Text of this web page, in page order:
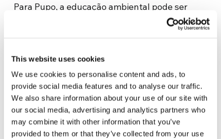
This website uses cookies
We use cookies to personalise content and ads, to
provide social media features and to analyse our traffic.
We also share information about your use of our site with
our social media, advertising and analytics partners who
may combine it with other information that you’ve
provided to them or that they’ve collected from your use
Para Pupo, a educação ambiental pode ser
mais efetiva se for apresentada como uma
experiência, que pode ser feita dentro e fora da
participativa: “O aluno experimenta, conhece,
põe a mão, vivencia cada momento, e aprende
a respeitar o meio ambiente fazendo as coisas,
não apenas assistindo uma palestra ou um
vídeo”, afirma a educadora.
Para Andrea, a educação ambiental tem que